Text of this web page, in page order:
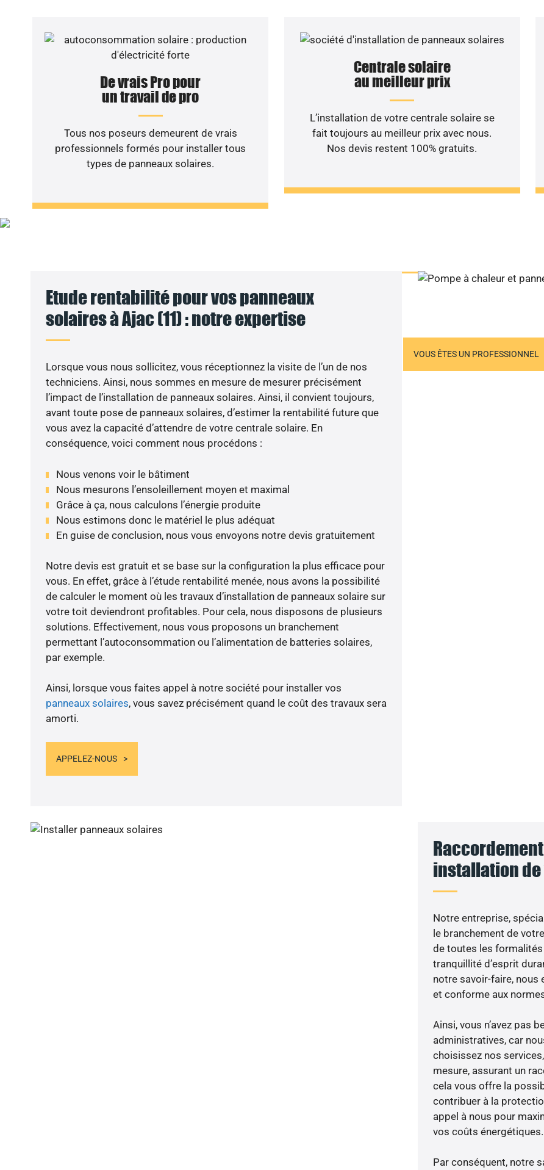
De vrais Pro pour
un travail de pro
Tous nos poseurs demeurent de vrais
professionnels formés pour installer tous
types de panneaux solaires.
Centrale solaire
au meilleur prix
L’installation de votre centrale solaire se
fait toujours au meilleur prix avec nous.
Nos devis restent 100% gratuits.
VOUS ÊTES UN PROFESSIONNEL
Etude rentabilité pour vos panneaux
solaires à Ajac (11) : notre expertise
Lorsque vous nous sollicitez, vous réceptionnez la visite de l’un de nos
techniciens. Ainsi, nous sommes en mesure de mesurer précisément
l’impact de l’installation de panneaux solaires. Ainsi, il convient toujours,
avant toute pose de panneaux solaires, d’estimer la rentabilité future que
vous avez la capacité d’attendre de votre centrale solaire. En
conséquence, voici comment nous procédons :
Nous venons voir le bâtiment
Nous mesurons l’ensoleillement moyen et maximal
Grâce à ça, nous calculons l’énergie produite
Nous estimons donc le matériel le plus adéquat
En guise de conclusion, nous vous envoyons notre devis gratuitement
Notre devis est gratuit et se base sur la configuration la plus efficace pour
vous. En effet, grâce à l’étude rentabilité menée, nous avons la possibilité
de calculer le moment où les travaux d’installation de panneaux solaire sur
votre toit deviendront profitables. Pour cela, nous disposons de plusieurs
solutions. Effectivement, nous vous proposons un branchement
permettant l’autoconsommation ou l’alimentation de batteries solaires,
par exemple.
Ainsi, lorsque vous faites appel à notre société pour installer vos
panneaux solaires, vous savez précisément quand le coût des travaux sera
amorti.
APPELEZ-NOUS
installation de
Notre entreprise,
le branchement de
de toutes les
tranquillité d’esprit
notre savoir-faire,
et conforme aux
Ainsi, vous n’avez pas
administratives, car
choisissez nos
mesure, assurant un
cela vous offre la
contribuer à la
appel à nous pour
vos coûts énergétiques.
Par conséquent, notre